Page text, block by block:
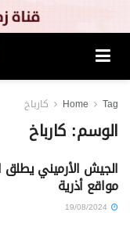
Home Tag كارباخ
الوسم: كارباخ
الجيش الأرميني يطلق
مواقع أذرية